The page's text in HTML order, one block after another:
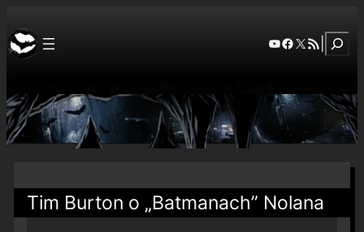
YouTube
Facebook
X RSS Feed
Tim Burton o „Batmanach” Nolana